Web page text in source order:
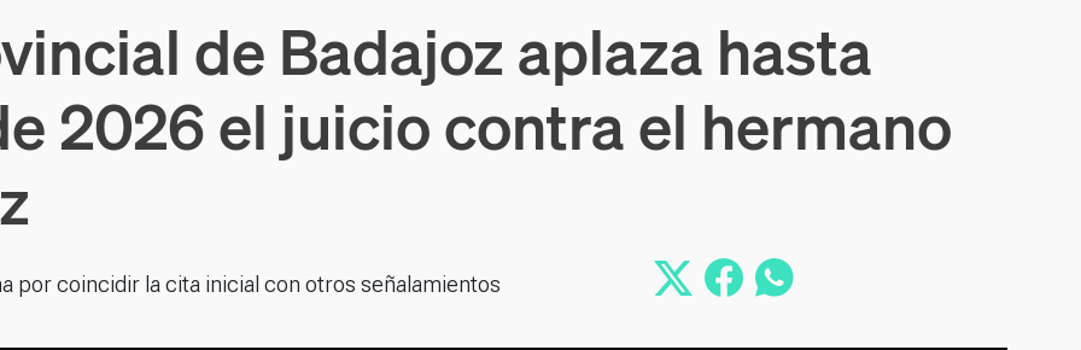
de Badajoz aplaza hasta
2026 el juicio contra el hermano
por coincidir la cita inicial con otros señalamientos